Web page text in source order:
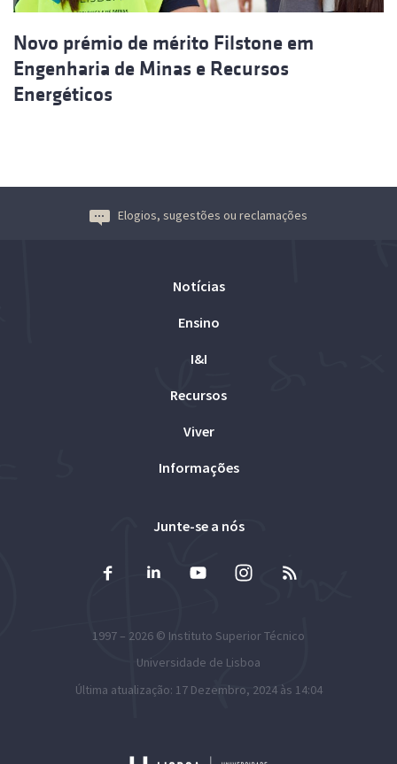
Novo prémio de mérito Filstone em
Engenharia de Minas e Recursos
Energéticos
Elogios, sugestões ou reclamações
Notícias
Ensino
I&I
Recursos
Viver
Informações
Junte-se a nós
1997 – 2026 © Instituto Superior Técnico
Universidade de Lisboa
Última atualização: 17 Dezembro, 2024 às 14:04